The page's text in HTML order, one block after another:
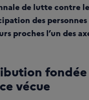
de lutte contre
des
proches l’un des
fondée
vécue